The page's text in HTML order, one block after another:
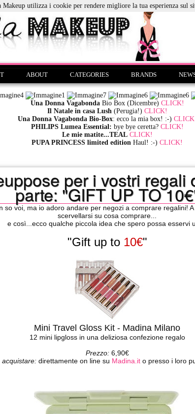
ABOUT CATEGORIES BRANDS
Una Donna VagabondaBio Box (Dicembre) CLICK!
Il Natale in casa Lush (Perugia!) CLICK!
Una Donna Vagabonda Bio-Box: ecco la mia box! :-)
PHILIPS Lumea Essential: bye bye ceretta? CLICK!
Le mie matite...TEALCLICK!
PUPA PRINCESS limited edition Haul! :-) CLICK!
per i vostri regali
parte: "GIFT UP TO
so voi, ma io adoro andare per negozi a comprare regalini!
scervellarsi su cosa comprare...
e così...ecco qualche piccola idea che spero possa esservi
"Gift up to 10€"
Mini Travel Gloss Kit - Madina Milano
12 mini lipgloss in una deliziosa confezione regalo
Prezzo:6,90€
acquistare: direttamente on line su Madina.it o presso i loro
Makeup utilizza i cookie per rendere migliore la tua esperienza sul